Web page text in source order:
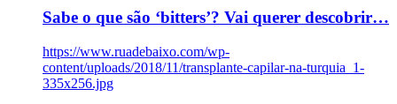
Sabe o que são ‘bitters’? Vai querer descobrir…
https://www.ruadebaixo.com/wp-
content/uploads/2018/11/transplante-capilar-na-turquia_1-
335x256.jpg